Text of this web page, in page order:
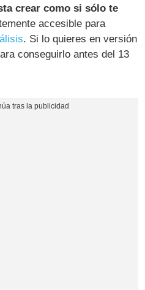
crear como si sólo te
accesible para
. Si lo quieres en versión
conseguirlo antes del 13